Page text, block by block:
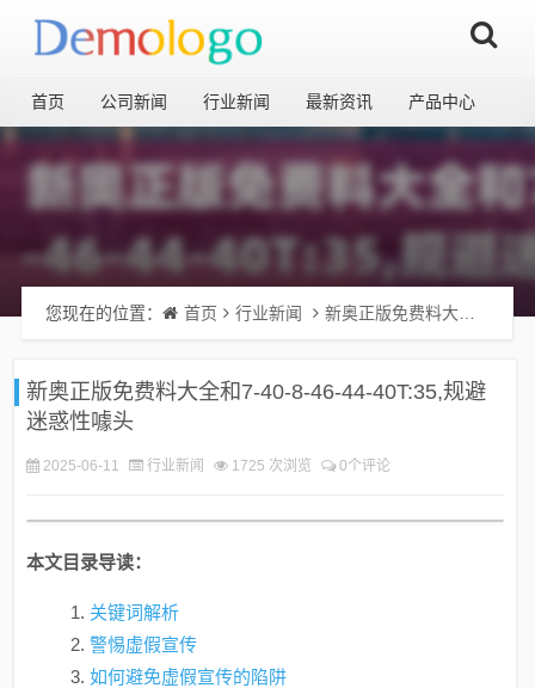
首页 公司新闻 行业新闻 最新资讯 产品中心
您现在的位置： 首页 行业新闻 新奥正版免费料大全和7-40-8-46-44-40T:35,规避迷惑性噱头
新奥正版免费料大全和7-40-8-46-44-40T:35,规避
迷惑性噱头
2025-06-11 行业新闻 1725 次浏览 0个评论
本文目录导读：
关键词解析
警惕虚假宣传
如何避免虚假宣传的陷阱